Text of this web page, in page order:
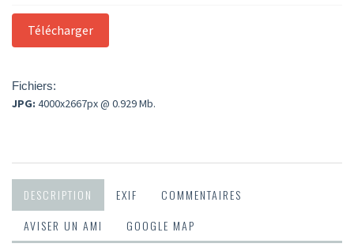
Fichiers:
JPG: 4000x2667px @ 0.929 Mb.
DESCRIPTION EXIF
COMMENTAIRES
AVISER UN AMI
GOOGLE MAP